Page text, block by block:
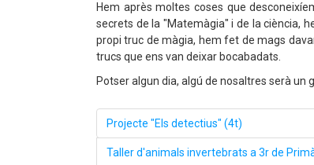
Hem après moltes coses que
secrets de la "Matemàgia" i de la ciència,
propi truc de màgia, hem fet de mags
trucs que ens van deixar bocabadats.
Potser algun dia, algú de nosaltres serà un
Projecte "Els detectius" (4t)
Taller d'animals invertebrats a 3r de